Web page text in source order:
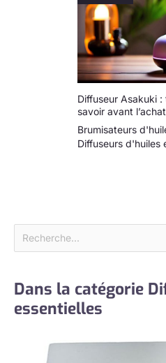
Diffuseur Asakuki
savoir avant l’achat
Brumisateurs
Diffuseurs d'huiles
Dans la catégorie
essentielles